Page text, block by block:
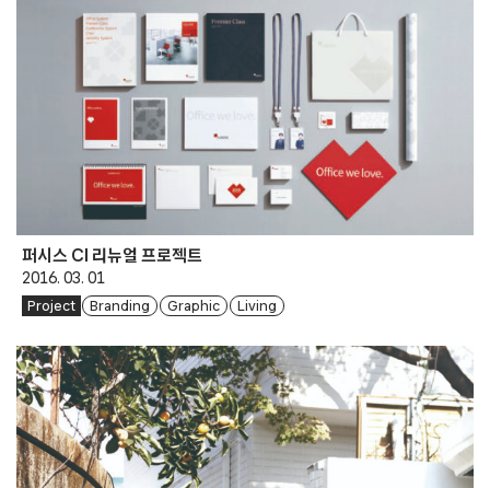
퍼시스 CI 리뉴얼 프로젝트
2016. 03. 01
Project Branding Graphic Living